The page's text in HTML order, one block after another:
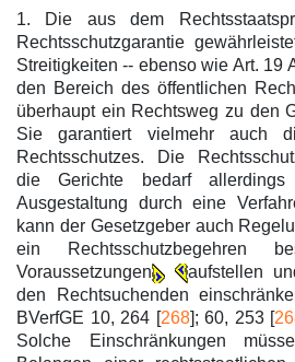
1. Die aus dem
Rechtsschutzgarantie
Streitigkeiten -- ebenso wie Art. 19
den Bereich des öffentlichen
überhaupt ein Rechtsweg zu den
Sie garantiert vielmehr auch
Rechtsschutzes. Die
die Gerichte bedarf allerdings
Ausgestaltung durch eine
kann der Gesetzgeber auch
ein Rechtsschutzbegehren
Voraussetzungen
aufstellen
den Rechtsuchenden
BVerfGE 10, 264 [268]; 60, 253 [
Solche Einschränkungen